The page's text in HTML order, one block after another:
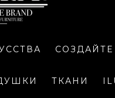
ТКАНИ